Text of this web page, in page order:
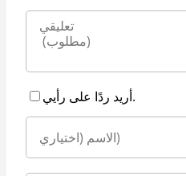
أريد ردًا على رأيي.